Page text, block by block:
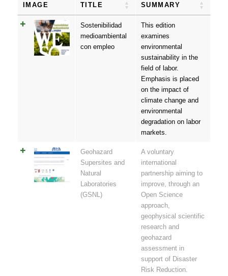
IMAGE TITLE SUMMARY
Sostenibilidad
medioambiental
con empleo
This edition
examines
environmental
sustainability in the
field of labor.
Emphasis is placed
on the impact of
climate change and
environmental
degradation on labor
markets.
Geohazard
Supersites and
Natural
Laboratories
(GSNL)
A voluntary
international
partnership aiming to
improve, through an
Open Science
approach,
geophysical scientific
research and
geohazard
assessment in
support of Disaster
Risk Reduction.